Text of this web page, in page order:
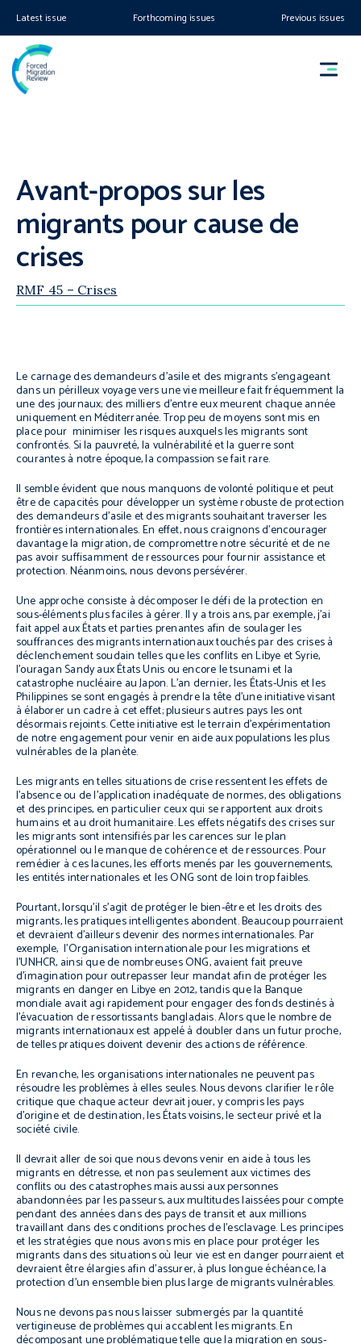
Latest issue Forthcoming issues Previous issues
Avant-propos sur les
migrants pour cause de
crises
RMF 45 – Crises
Le carnage des demandeurs d’asile et des migrants s’engageant
dans un périlleux voyage vers une vie meilleure fait fréquemment la
une des journaux; des milliers d’entre eux meurent chaque année
uniquement en Méditerranée. Trop peu de moyens sont mis en
place pour minimiser les risques auxquels les migrants sont
confrontés. Si la pauvreté, la vulnérabilité et la guerre sont
courantes à notre époque, la compassion se fait rare.
Il semble évident que nous manquons de volonté politique et peut
être de capacités pour développer un système robuste de protection
des demandeurs d’asile et des migrants souhaitant traverser les
frontières internationales. En effet, nous craignons d’encourager
davantage la migration, de compromettre notre sécurité et de ne
pas avoir suffisamment de ressources pour fournir assistance et
protection. Néanmoins, nous devons persévérer.
Une approche consiste à décomposer le défi de la protection en
sous-éléments plus faciles à gérer. Il y a trois ans, par exemple, j’ai
fait appel aux États et parties prenantes afin de soulager les
souffrances des migrants internationaux touchés par des crises à
déclenchement soudain telles que les conflits en Libye et Syrie,
l’ouragan Sandy aux États Unis ou encore le tsunami et la
catastrophe nucléaire au Japon. L’an dernier, les États-Unis et les
Philippines se sont engagés à prendre la tête d’une initiative visant
à élaborer un cadre à cet effet; plusieurs autres pays les ont
désormais rejoints. Cette initiative est le terrain d’expérimentation
de notre engagement pour venir en aide aux populations les plus
vulnérables de la planète.
Les migrants en telles situations de crise ressentent les effets de
l’absence ou de l’application inadéquate de normes, des obligations
et des principes, en particulier ceux qui se rapportent aux droits
humains et au droit humanitaire. Les effets négatifs des crises sur
les migrants sont intensifiés par les carences sur le plan
opérationnel ou le manque de cohérence et de ressources. Pour
remédier à ces lacunes, les efforts menés par les gouvernements,
les entités internationales et les ONG sont de loin trop faibles.
Pourtant, lorsqu’il s’agit de protéger le bien-être et les droits des
migrants, les pratiques intelligentes abondent. Beaucoup pourraient
et devraient d’ailleurs devenir des normes internationales. Par
exemple, l’Organisation internationale pour les migrations et
l’UNHCR, ainsi que de nombreuses ONG, avaient fait preuve
d’imagination pour outrepasser leur mandat afin de protéger les
migrants en danger en Libye en 2012, tandis que la Banque
mondiale avait agi rapidement pour engager des fonds destinés à
l’évacuation de ressortissants bangladais. Alors que le nombre de
migrants internationaux est appelé à doubler dans un futur proche,
de telles pratiques doivent devenir des actions de référence.
En revanche, les organisations internationales ne peuvent pas
résoudre les problèmes à elles seules. Nous devons clarifier le rôle
critique que chaque acteur devrait jouer, y compris les pays
d’origine et de destination, les États voisins, le secteur privé et la
société civile.
Il devrait aller de soi que nous devons venir en aide à tous les
migrants en détresse, et non pas seulement aux victimes des
conflits ou des catastrophes mais aussi aux personnes
abandonnées par les passeurs, aux multitudes laissées pour compte
pendant des années dans des pays de transit et aux millions
travaillant dans des conditions proches de l’esclavage. Les principes
et les stratégies que nous avons mis en place pour protéger les
migrants dans des situations où leur vie est en danger pourraient et
devraient être élargies afin d’assurer, à plus longue échéance, la
protection d’un ensemble bien plus large de migrants vulnérables.
Nous ne devons pas nous laisser submergés par la quantité
vertigineuse de problèmes qui accablent les migrants. En